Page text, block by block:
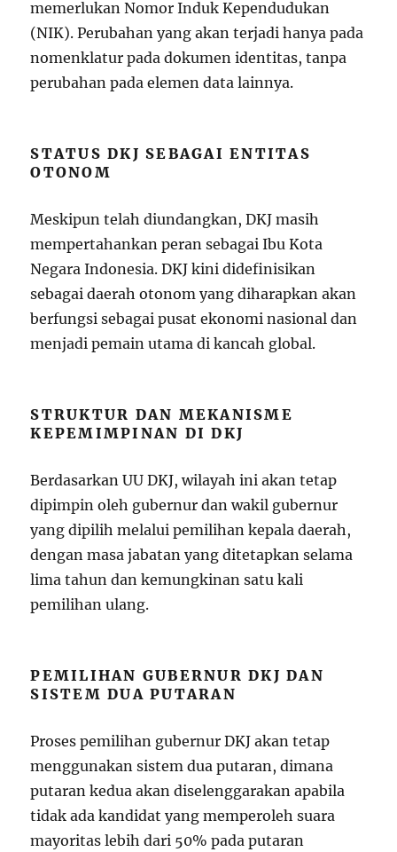
memerlukan Nomor Induk Kependudukan
(NIK). Perubahan yang akan terjadi hanya pada
nomenklatur pada dokumen identitas, tanpa
perubahan pada elemen data lainnya.
STATUS DKJ SEBAGAI ENTITAS
OTONOM
Meskipun telah diundangkan, DKJ masih
mempertahankan peran sebagai Ibu Kota
Negara Indonesia. DKJ kini didefinisikan
sebagai daerah otonom yang diharapkan akan
berfungsi sebagai pusat ekonomi nasional dan
menjadi pemain utama di kancah global.
STRUKTUR DAN MEKANISME
KEPEMIMPINAN DI DKJ
Berdasarkan UU DKJ, wilayah ini akan tetap
dipimpin oleh gubernur dan wakil gubernur
yang dipilih melalui pemilihan kepala daerah,
dengan masa jabatan yang ditetapkan selama
lima tahun dan kemungkinan satu kali
pemilihan ulang.
PEMILIHAN GUBERNUR DKJ DAN
SISTEM DUA PUTARAN
Proses pemilihan gubernur DKJ akan tetap
menggunakan sistem dua putaran, dimana
putaran kedua akan diselenggarakan apabila
tidak ada kandidat yang memperoleh suara
mayoritas lebih dari 50% pada putaran